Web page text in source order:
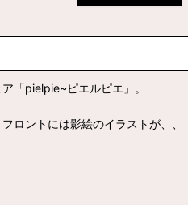
「pielpie~ピエルピエ」。
ロントには影絵のイラストが、、